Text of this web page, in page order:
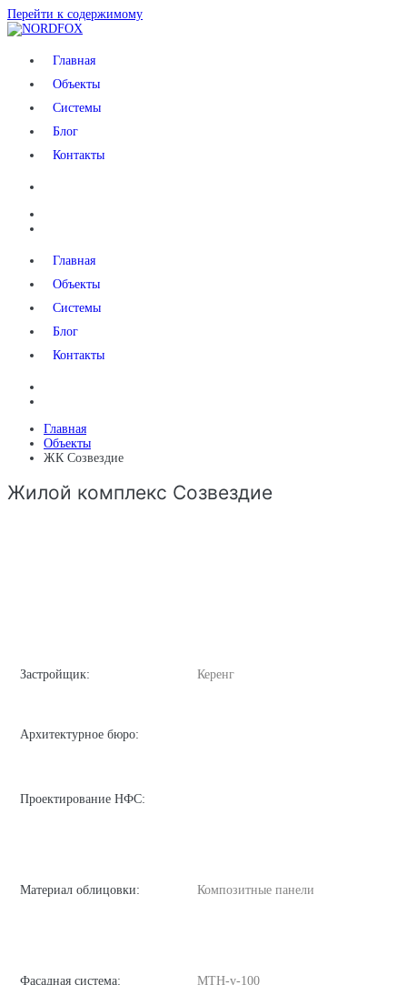
Перейти к содержимому
NORDFOXГлавная
Объекты
Системы
Блог
Контакты
Главная
Объекты
Системы
Блог
Контакты
Главная
Объекты
ЖК Созвездие
Жилой комплекс Созвездие
Застройщик: Керенг
Архитектурное бюро:
Проектирование НФС:
Материал облицовки: Композитные панели
Фасадная система: MTH-v-100